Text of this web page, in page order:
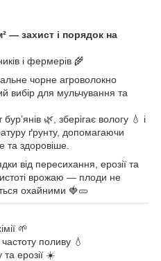
— захист і порядок на
і фермерів 🌾
чорне агроволокно
вибір для мульчування та
🌿, зберігає вологу 💧 і
ґрунту, допомагаючи
та здоровіше.
від пересихання, ерозії та
врожаю — плоди не
охайними 🍓🥒
🌱
поливу 💧
та ерозії ☀️